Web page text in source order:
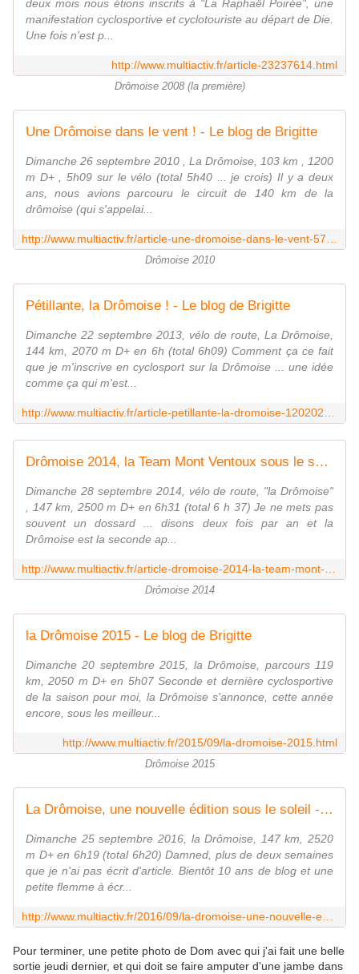
deux mois nous étions inscrits à "La Raphaël Poirée", une
manifestation cyclosportive et cyclotouriste au départ de Die.
Une fois n'est p...
http://www.multiactiv.fr/article-23237614.html
Drômoise 2008 (la première)
Une Drômoise dans le vent ! - Le blog de Brigitte
Dimanche 26 septembre 2010 , La Drômoise, 103 km , 1200
m D+ , 5h09 sur le vélo (total 5h40 ... je crois) Il y a deux
ans, nous avions parcouru le circuit de 140 km de la
drômoise (qui s'appelai...
Drômoise 2010
Pétillante, la Drômoise ! - Le blog de Brigitte
Dimanche 22 septembre 2013, vélo de route, La Drômoise,
144 km, 2070 m D+ en 6h (total 6h09) Comment ça ce fait
que je m'inscrive en cyclosport sur la Drômoise ... une idée
comme ça qui m'est...
Drômoise 2014, la Team Mont Ventoux sous le soleil ! - Le blog de Brigitte
Dimanche 28 septembre 2014, vélo de route, "la Drômoise"
, 147 km, 2500 m D+ en 6h31 (total 6 h 37) Je ne mets pas
souvent un dossard ... disons deux fois par an et la
Drômoise est la seconde ap...
Drômoise 2014
la Drômoise 2015 - Le blog de Brigitte
Dimanche 20 septembre 2015, la Drômoise, parcours 119
km, 2050 m D+ en 5h07 Seconde et dernière cyclosportive
de la saison pour moi, la Drômoise s'annonce, cette année
encore, sous les meilleur...
http://www.multiactiv.fr/2015/09/la-dromoise-2015.html
Drômoise 2015
La Drômoise, une nouvelle édition sous le soleil - Le blog de Brigitte
Dimanche 25 septembre 2016, la Drômoise, 147 km, 2520
m D+ en 6h19 (total 6h20) Damned, plus de deux semaines
que je n'ai pas écrit d'article. Bientôt 10 ans de blog et une
petite flemme à écr...
Pour terminer, une petite photo de Dom avec qui j'ai fait une belle
sortie jeudi dernier, et qui doit se faire amputer d'une jambe dans